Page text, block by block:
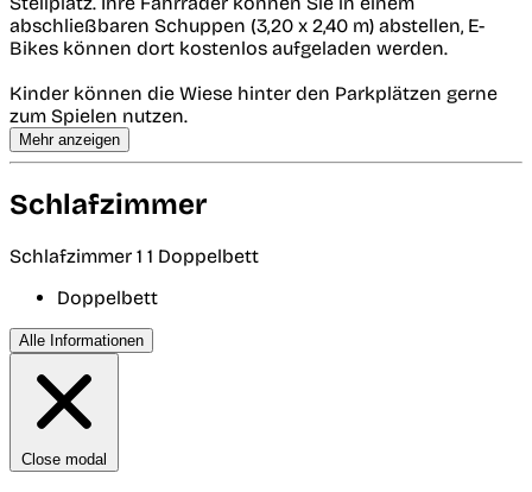
abschließbaren Schuppen (3,20 x 2,40 m) abstellen, E-
Bikes können dort kostenlos aufgeladen werden.
Kinder können die Wiese hinter den Parkplätzen gerne
zum Spielen nutzen.
Mehr anzeigen
Schlafzimmer
Schlafzimmer 1 1 Doppelbett
Doppelbett
Alle Informationen
Close modal